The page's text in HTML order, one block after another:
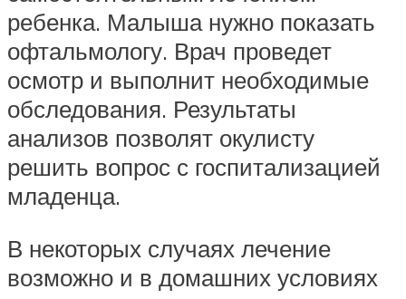
ребенка. Малыша нужно показать
офтальмологу. Врач проведет
осмотр и выполнит необходимые
обследования. Результаты
анализов позволят окулисту
решить вопрос с госпитализацией
младенца.
В некоторых случаях лечение
возможно и в домашних условиях